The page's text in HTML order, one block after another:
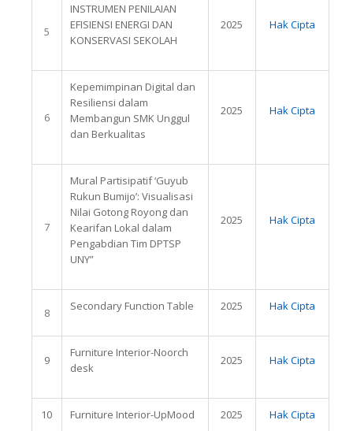
5
INSTRUMEN PENILAIAN
EFISIENSI ENERGI DAN
KONSERVASI SEKOLAH
2025 Hak Cipta
6
Kepemimpinan Digital dan
Resiliensi dalam
Membangun SMK Unggul
dan Berkualitas
2025 Hak Cipta
7
Mural Partisipatif ‘Guyub
Rukun Bumijo’: Visualisasi
Nilai Gotong Royong dan
Kearifan Lokal dalam
Pengabdian Tim DPTSP
UNY”
2025 Hak Cipta
8 Secondary Function Table 2025 Hak Cipta
9
Furniture Interior-Noorch
desk
2025 Hak Cipta
10 Furniture Interior-UpMood 2025 Hak Cipta